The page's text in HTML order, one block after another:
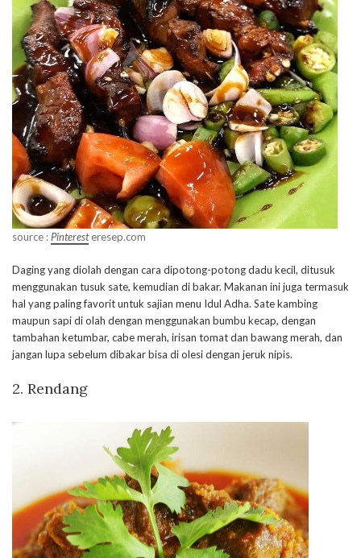
source : Pinteresteresep.com
Daging yang diolah dengan cara dipotong-potong dadu kecil, ditusuk
menggunakan tusuk sate, kemudian di bakar. Makanan ini juga termasuk
hal yang paling favorit untuk sajian menu Idul Adha. Sate kambing
maupun sapi di olah dengan menggunakan bumbu kecap, dengan
tambahan ketumbar, cabe merah, irisan tomat dan bawang merah, dan
jangan lupa sebelum dibakar bisa di olesi dengan jeruk nipis.
2. Rendang